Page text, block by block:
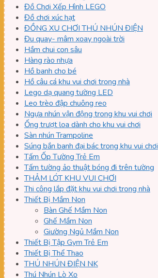
Đồ Chơi Xếp Hình LEGO
Đồ chơi xúc hạt
ĐỒNG XU CHƠI THÚ NHÚN ĐIỆN
Đu quay- mâm xoay ngoài trời
Hầm chui con sâu
Hàng rào nhựa
Hồ banh cho bé
Hồ câu cá khu vui chơi trong nhà
Lego dạ quang tường LED
Leo trèo đập chuông reo
Ngựa nhún vận động trong khu vui chơi
Ống trượt loa dành cho khu vui chơi
Sàn nhún Trampoline
Súng bắn banh đại bác trong khu vui chơi
Tấm Ốp Tường Trẻ Em
Tấm tường ảo thuật bóng đi trên tường
THẢM LÓT KHU VUI CHƠI
Thi công lắp đặt khu vui chơi trong nhà
Thiết Bị Mầm Non
Bàn Ghế Mầm Non
Ghế Mầm Non
Giường Ngủ Mầm Non
Thiết Bị Tập Gym Trẻ Em
Thiết Bị Thể Thao
THÚ NHÚN ĐIỆN NK
Thú Nhún Lò Xo